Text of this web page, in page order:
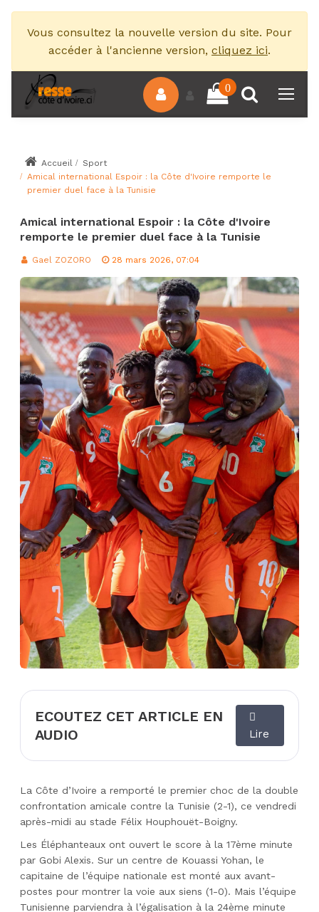
Vous consultez la nouvelle version du site. Pour
accéder à l'ancienne version, cliquez ici.
0
Accueil
Sport
Amical international Espoir : la Côte d'Ivoire remporte le
premier duel face à la Tunisie
Amical international Espoir : la Côte d'Ivoire
remporte le premier duel face à la Tunisie
Gael ZOZORO 28 mars 2026, 07:04
ECOUTEZ CET ARTICLE EN
AUDIO
Lire
La Côte d’Ivoire a remporté le premier choc de la double
confrontation amicale contre la Tunisie (2-1), ce vendredi
après-midi au stade Félix Houphouët-Boigny.
Les Éléphanteaux ont ouvert le score à la 17ème minute
par Gobi Alexis. Sur un centre de Kouassi Yohan, le
capitaine de l’équipe nationale est monté aux avant-
postes pour montrer la voie aux siens (1-0). Mais l’équipe
Tunisienne parviendra à l’égalisation à la 24ème minute